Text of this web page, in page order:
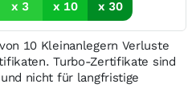
x 3 x 10 x 30
10 Kleinanlegern Verluste
Turbo-Zertifikate sind
nicht für langfristige